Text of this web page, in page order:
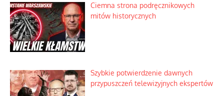
Ciemna strona podręcznikowych
mitów historycznych
Szybkie potwierdzenie dawnych
przypuszczeń telewizyjnych ekspertów